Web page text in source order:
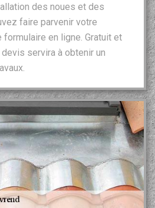
des noues et des
faire parvenir votre
en ligne. Gratuit et
servira à obtenir un